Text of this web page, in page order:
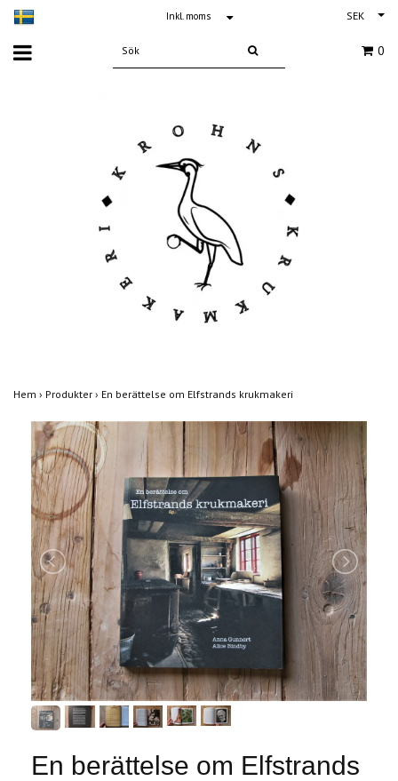
Inkl. moms SEK
0
Hem › Produkter › En berättelse om Elfstrands krukmakeri
En berättelse om Elfstrands